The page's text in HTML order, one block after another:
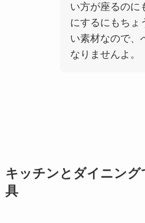
い方が座るのに
にするにもちょ
い素材なので、
なりませんよ。
キッチンとダイニン
具